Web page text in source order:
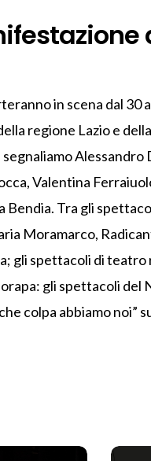
in scena dal 30
regione Lazio e
Alessandro
Valentina
Bendia. Tra gli
Moramarco,
gli spettacoli di teatro
gli spettacoli
colpa abbiamo noi”